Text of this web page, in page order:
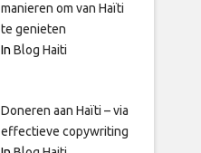
manieren om van Haïti
te genieten
In Blog Haiti
Doneren aan Haïti – via
effectieve copywriting